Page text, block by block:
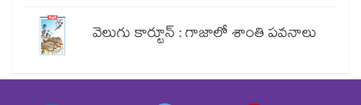
వెలుగు కార్టూన్ : గాజాలో శాంతి పవనాలు